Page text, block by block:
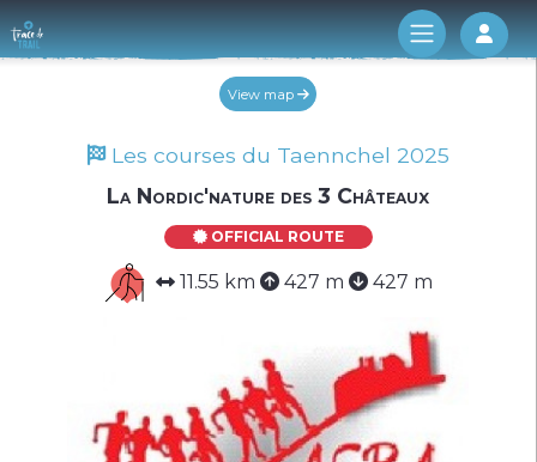
Log
View map
Les courses du Taennchel 2025
La Nordic'nature des 3 Châteaux
OFFICIAL ROUTE
11.55 km 427 m 427 m